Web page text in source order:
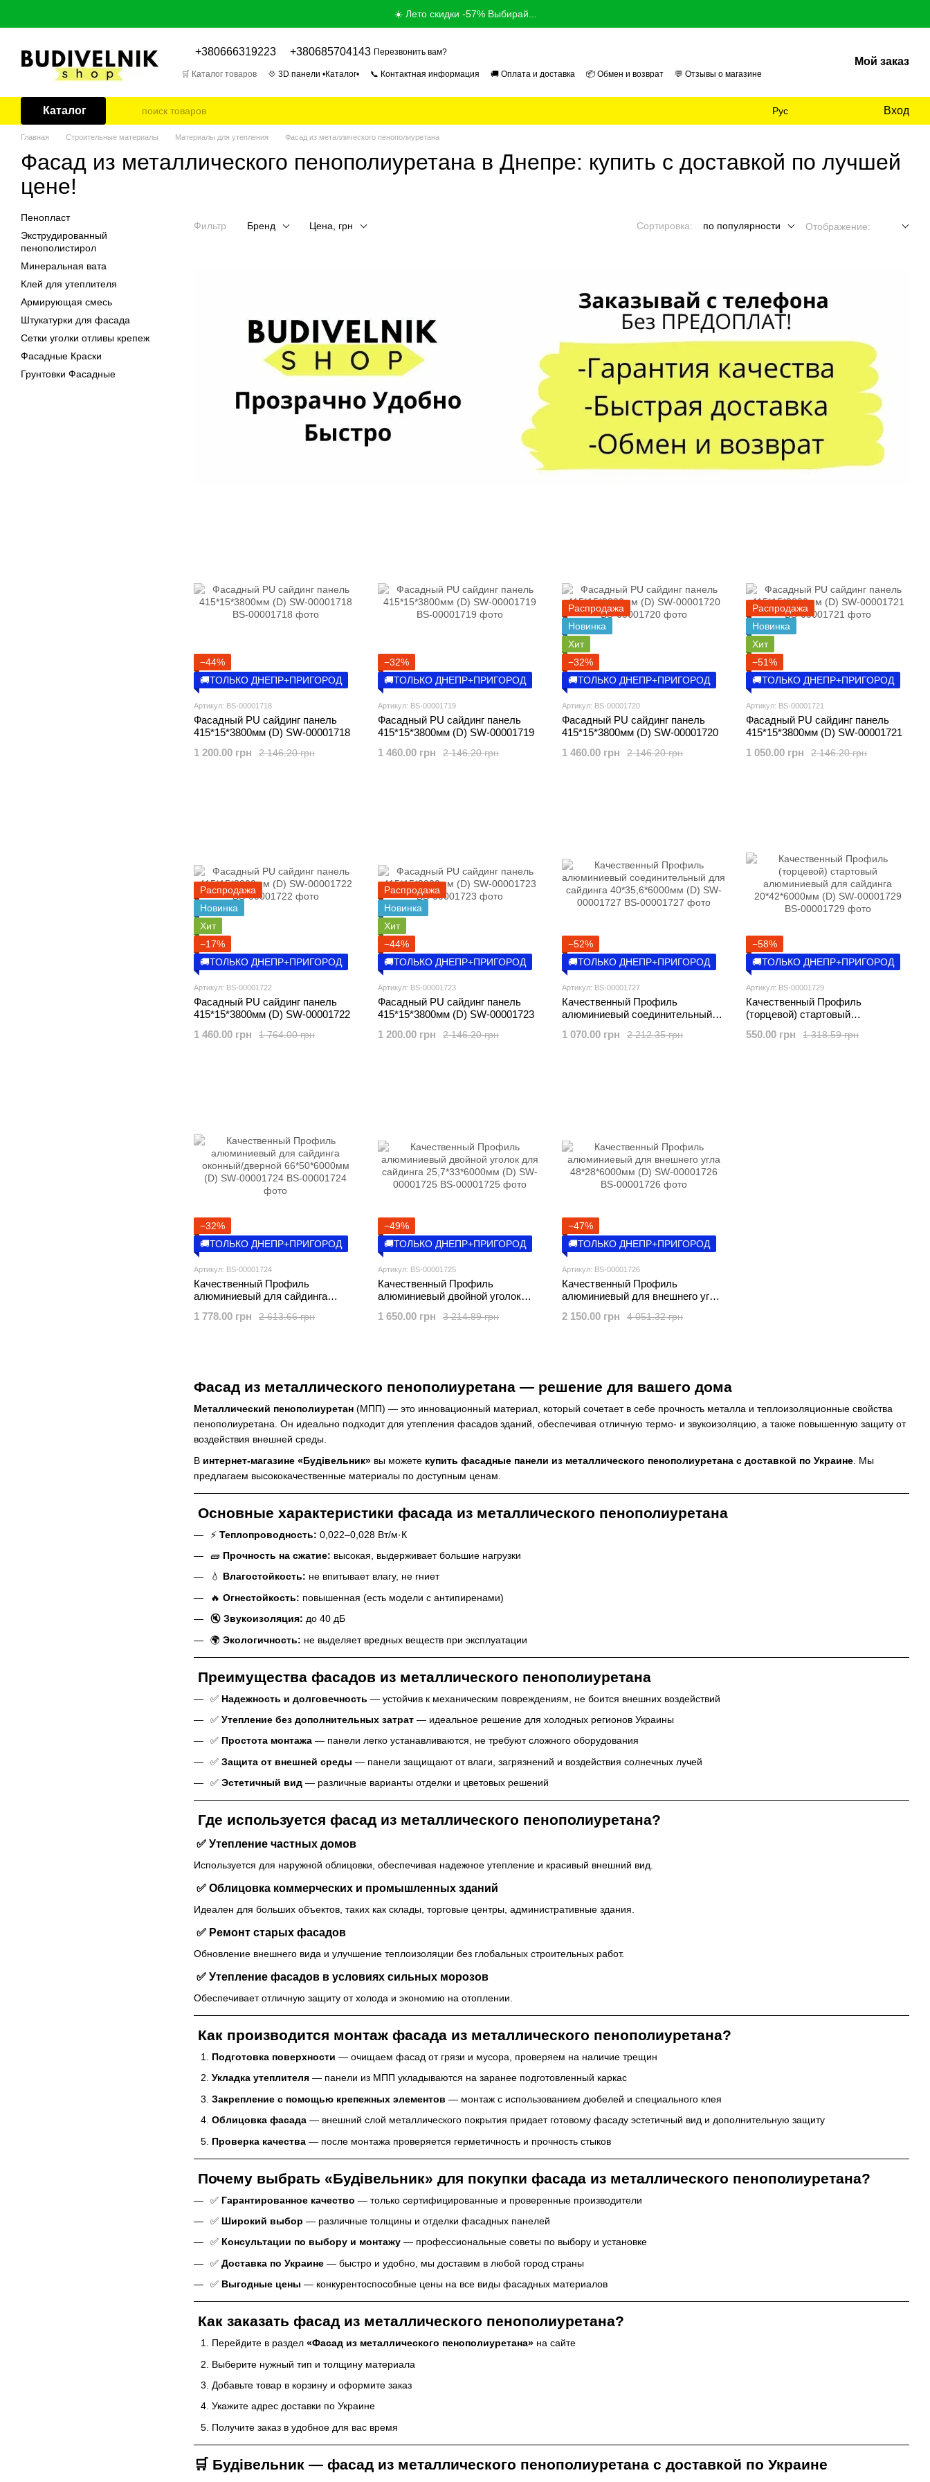
☀️ Лето скидки -57% Выбирай...
+380666319223 +380685704143 Перезвонить вам?
🛒 Каталог товаров 💠 3D панели •Каталог• 📞 Контактная информация 🚚 Оплата и доставка 📦 Обмен и возврат
💬 Отзывы о магазине
Мой заказ
Каталог Рус Вход
Главная Строительные материалы Материалы для утепления Фасад из металлического пенополиуретана
Фасад из металлического пенополиуретана в Днепре: купить с доставкой по лучшей
цене!
Фильтр Бренд Цена, грн Сортировка: по популярности Отображение:
Фасад из металлического пенополиуретана — решение для вашего дома
Металлический пенополиуретан (МПП) — это инновационный материал, который сочетает в себе прочность металла и теплоизоляционные свойства
пенополиуретана. Он идеально подходит для утепления фасадов зданий, обеспечивая отличную термо- и звукоизоляцию, а также повышенную защиту от
воздействия внешней среды.
В интернет-магазине «Будівельник» вы можете купить фасадные панели из металлического пенополиуретана с доставкой по Украине . Мы
предлагаем высококачественные материалы по доступным ценам.
Основные характеристики фасада из металлического пенополиуретана
⚡ Теплопроводность: 0,022–0,028 Вт/м·К
🧱 Прочность на сжатие: высокая, выдерживает большие нагрузки
💧 Влагостойкость: не впитывает влагу, не гниет
🔥 Огнестойкость: повышенная (есть модели с антипиренами)
🔇 Звукоизоляция: до 40 дБ
🌍 Экологичность: не выделяет вредных веществ при эксплуатации
Преимущества фасадов из металлического пенополиуретана
✅ Надежность и долговечность — устойчив к механическим повреждениям, не боится внешних воздействий
✅ Утепление без дополнительных затрат — идеальное решение для холодных регионов Украины
✅ Простота монтажа — панели легко устанавливаются, не требуют сложного оборудования
✅ Защита от внешней среды — панели защищают от влаги, загрязнений и воздействия солнечных лучей
✅ Эстетичный вид — различные варианты отделки и цветовых решений
Где используется фасад из металлического пенополиуретана?
✅ Утепление частных домов
Используется для наружной облицовки, обеспечивая надежное утепление и красивый внешний вид.
✅ Облицовка коммерческих и промышленных зданий
Идеален для больших объектов, таких как склады, торговые центры, административные здания.
✅ Ремонт старых фасадов
Обновление внешнего вида и улучшение теплоизоляции без глобальных строительных работ.
✅ Утепление фасадов в условиях сильных морозов
Обеспечивает отличную защиту от холода и экономию на отоплении.
Как производится монтаж фасада из металлического пенополиуретана?
Подготовка поверхности — очищаем фасад от грязи и мусора, проверяем на наличие трещин
Укладка утеплителя — панели из МПП укладываются на заранее подготовленный каркас
Закрепление с помощью крепежных элементов — монтаж с использованием дюбелей и специального клея
Облицовка фасада — внешний слой металлического покрытия придает готовому фасаду эстетичный вид и дополнительную защиту
Проверка качества — после монтажа проверяется герметичность и прочность стыков
Почему выбрать «Будівельник» для покупки фасада из металлического пенополиуретана?
✅ Гарантированное качество — только сертифицированные и проверенные производители
✅ Широкий выбор — различные толщины и отделки фасадных панелей
✅ Консультации по выбору и монтажу — профессиональные советы по выбору и установке
✅ Доставка по Украине — быстро и удобно, мы доставим в любой город страны
✅ Выгодные цены — конкурентоспособные цены на все виды фасадных материалов
Как заказать фасад из металлического пенополиуретана?
Перейдите в раздел «Фасад из металлического пенополиуретана» на сайте
Выберите нужный тип и толщину материала
Добавьте товар в корзину и оформите заказ
Укажите адрес доставки по Украине
Получите заказ в удобное для вас время
🛒 Будівельник — фасад из металлического пенополиуретана с доставкой по Украине
−44%
🚚ТОЛЬКО ДНЕПР+ПРИГОРОД
Артикул: BS-00001718
Фасадный PU сайдинг панель
415*15*3800мм (D) SW-00001718
2 146.20 грн
1 200.00 грн
−32%
🚚ТОЛЬКО ДНЕПР+ПРИГОРОД
Артикул: BS-00001719
Фасадный PU сайдинг панель
415*15*3800мм (D) SW-00001719
2 146.20 грн
1 460.00 грн
Распродажа
Новинка
Хит
−32%
🚚ТОЛЬКО ДНЕПР+ПРИГОРОД
Артикул: BS-00001720
Фасадный PU сайдинг панель
415*15*3800мм (D) SW-00001720
2 146.20 грн
1 460.00 грн
Распродажа
Новинка
Хит
−51%
🚚ТОЛЬКО ДНЕПР+ПРИГОРОД
Артикул: BS-00001721
Фасадный PU сайдинг панель
415*15*3800мм (D) SW-00001721
2 146.20 грн
1 050.00 грн
Распродажа
Новинка
Хит
−17%
🚚ТОЛЬКО ДНЕПР+ПРИГОРОД
Артикул: BS-00001722
Фасадный PU сайдинг панель
415*15*3800мм (D) SW-00001722
1 764.00 грн
1 460.00 грн
Распродажа
Новинка
Хит
−44%
🚚ТОЛЬКО ДНЕПР+ПРИГОРОД
Артикул: BS-00001723
Фасадный PU сайдинг панель
415*15*3800мм (D) SW-00001723
2 146.20 грн
1 200.00 грн
−52%
🚚ТОЛЬКО ДНЕПР+ПРИГОРОД
Артикул: BS-00001727
Качественный Профиль
алюминиевый соединительный
SW-00001727 2 212.35 грн
1 070.00 грн
−58%
🚚ТОЛЬКО ДНЕПР+ПРИГОРОД
Артикул: BS-00001729
Качественный Профиль
(торцевой) стартовый
20*42*6000мм (D) SW-00001729
1 318.59 грн
550.00 грн
−32%
🚚ТОЛЬКО ДНЕПР+ПРИГОРОД
Артикул: BS-00001724
Качественный Профиль
алюминиевый для сайдинга
(D) SW-000017242 613.66 грн
1 778.00 грн
−49%
🚚ТОЛЬКО ДНЕПР+ПРИГОРОД
Артикул: BS-00001725
Качественный Профиль
алюминиевый двойной уголок
SW-00001725 3 214.89 грн
1 650.00 грн
−47%
🚚ТОЛЬКО ДНЕПР+ПРИГОРОД
Артикул: BS-00001726
Качественный Профиль
алюминиевый для внешнего угла
4 051.32 грн
2 150.00 грн
Пенопласт
Экструдированный
пенополистирол
Минеральная вата
Клей для утеплителя
Армирующая смесь
Штукатурки для фасада
Сетки уголки отливы крепеж
Фасадные Краски
Грунтовки Фасадные